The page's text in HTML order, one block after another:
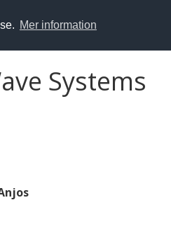
Mer information
Systems